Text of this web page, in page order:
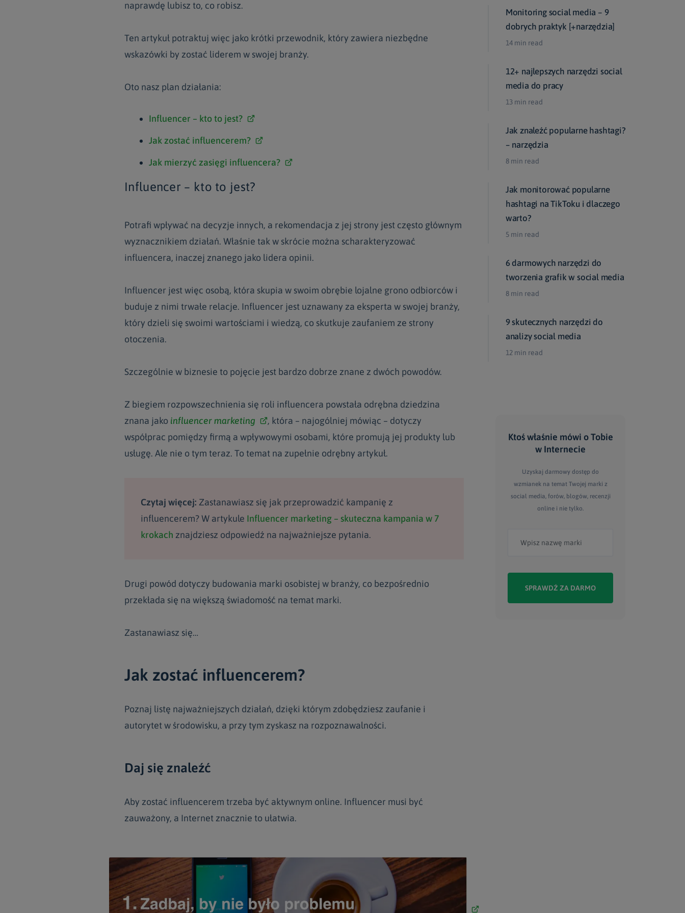
naprawdę lubisz to, co robisz.
Ten artykuł potraktuj więc jako krótki przewodnik, który zawiera niezbędne
wskazówki by zostać liderem w swojej branży.
Oto nasz plan działania:
Influencer – kto to jest?
Jak zostać influencerem?
Jak mierzyć zasięgi influencera?
Influencer – kto to jest?
Potrafi wpływać na decyzje innych, a rekomendacja z jej strony jest często głównym
wyznacznikiem działań. Właśnie tak w skrócie można scharakteryzować
influencera, inaczej znanego jako lidera opinii.
Influencer jest więc osobą, która skupia w swoim obrębie lojalne grono odbiorców i
buduje z nimi trwałe relacje. Influencer jest uznawany za eksperta w swojej branży,
który dzieli się swoimi wartościami i wiedzą, co skutkuje zaufaniem ze strony
otoczenia.
Szczególnie w biznesie to pojęcie jest bardzo dobrze znane z dwóch powodów.
Z biegiem rozpowszechnienia się roli influencera powstała odrębna dziedzina
znana jako influencer marketing , która – najogólniej mówiąc – dotyczy
współprac pomiędzy firmą a wpływowymi osobami, które promują jej produkty lub
usługę. Ale nie o tym teraz. To temat na zupełnie odrębny artykuł.
Czytaj więcej: Zastanawiasz się jak przeprowadzić kampanię z
influencerem? W artykule Influencer marketing – skuteczna kampania w 7
krokach znajdziesz odpowiedź na najważniejsze pytania.
Drugi powód dotyczy budowania marki osobistej w branży, co bezpośrednio
przekłada się na większą świadomość na temat marki.
Zastanawiasz się…
Jak zostać influencerem?
Poznaj listę najważniejszych działań, dzięki którym zdobędziesz zaufanie i
autorytet w środowisku, a przy tym zyskasz na rozpoznawalności.
Daj się znaleźć
Aby zostać influencerem trzeba być aktywnym online. Influencer musi być
zauważony, a Internet znacznie to ułatwia.
Monitoring social media – 9
dobrych praktyk [+narzędzia]
14 min read
12+ najlepszych narzędzi social
media do pracy
13 min read
Jak znaleźć popularne hashtagi?
– narzędzia
8 min read
Jak monitorować popularne
hashtagi na TikToku i dlaczego
warto?
5 min read
6 darmowych narzędzi do
tworzenia grafik w social media
8 min read
9 skutecznych narzędzi do
analizy social media
12 min read
Ktoś właśnie mówi o Tobie
w Internecie
Uzyskaj darmowy dostęp do
wzmianek na temat Twojej marki z
social media, forów, blogów, recenzji
online i nie tylko.
SPRAWDŹ ZA DARMO